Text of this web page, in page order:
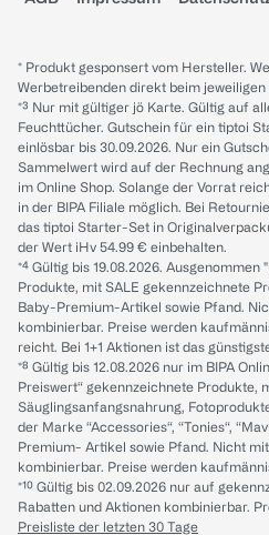
* Produkt gesponsert vom Hersteller.
Werbetreibenden direkt beim jeweiligen
*³ Nur mit gültiger jö Karte. Gültig auf
Feuchttücher. Gutschein für ein tiptoi
einlösbar bis 30.09.2026. Nur ein
Sammelwert wird auf der Rechnung
im Online Shop. Solange der Vorrat
in der BIPA Filiale möglich. Bei
das tiptoi Starter-Set in
der Wert iHv 54.99 € einbehalten.
*⁴ Gültig bis 19.08.2026.
Produkte, mit SALE gekennzeichnete
Baby-Premium-Artikel sowie Pfand.
kombinierbar. Preise werden
reicht. Bei 1+1 Aktionen ist das
*⁸ Gültig bis 12.08.2026 nur im BIPA
Preiswert“ gekennzeichnete Produkte,
Säuglingsanfangsnahrung,
der Marke “Accessories“, “Tonies“,
Premium- Artikel sowie Pfand. Nicht
kombinierbar. Preise werden
*¹⁰ Gültig bis 02.09.2026 nur auf
Rabatten und Aktionen kombinierbar.
Preisliste der letzten 30 Tage